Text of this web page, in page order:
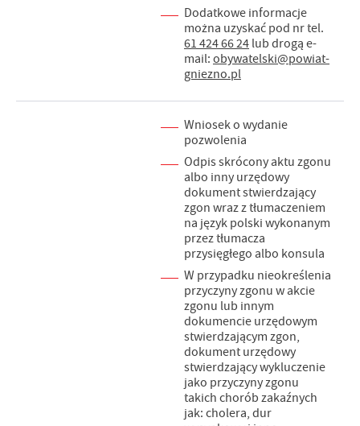
Dodatkowe informacje
można uzyskać pod nr tel.
61 424 66 24 lub drogą e-
mail: obywatelski@powiat-
gniezno.pl
Wniosek o wydanie
pozwolenia
Odpis skrócony aktu zgonu
albo inny urzędowy
dokument stwierdzający
zgon wraz z tłumaczeniem
na język polski wykonanym
przez tłumacza
przysięgłego albo konsula
W przypadku nieokreślenia
przyczyny zgonu w akcie
zgonu lub innym
dokumencie urzędowym
stwierdzającym zgon,
dokument urzędowy
stwierdzający wykluczenie
jako przyczyny zgonu
takich chorób zakaźnych
jak: cholera, dur